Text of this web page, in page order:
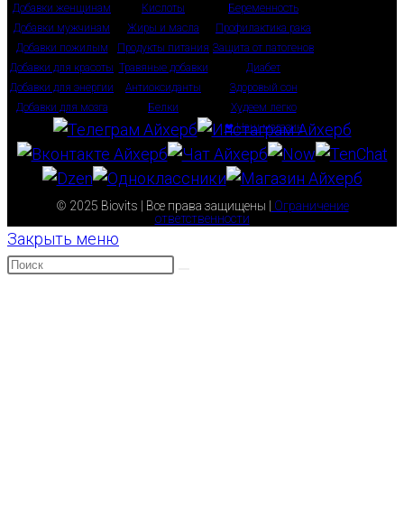
Добавки женщинам
Добавки мужчинам
Добавки пожилым
Добавки для красоты
Добавки для энергии
Добавки для мозга
Кислоты
Жиры и масла
Продукты питания
Травяные добавки
Антиоксиданты
Белки
Беременность
Профилактика рака
Защита от патогенов
Диабет
Здоровый сон
Худеем легко
❤ Наш магазин
© 2025 Biovits | Все права защищены |
Ограничение
ответственности
Закрыть меню